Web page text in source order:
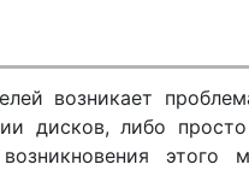
возникает
дисков, либо